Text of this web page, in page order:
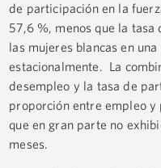
de participación en la
57,6 %, menos que la
las mujeres blancas en
estacionalmente. La
desempleo y la tasa de
proporción entre empleo y
que en gran parte no
meses.